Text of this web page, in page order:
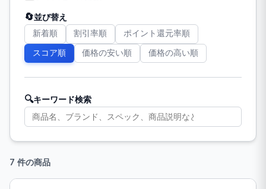
🔄並び替え
新着順 割引率順 ポイント還元率順
スコア順 価格の安い順 価格の高い順
🔍キーワード検索
7 件の商品